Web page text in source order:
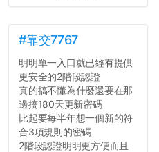
#靠交7767
明明單一入口就已經有提供
更安全的2階段認證
真的搞不懂為什麼還要在那
邊搞180天更新密碼
比起要每半年想一個新的符
合3項規則的密碼
2階段認證明明更方便而且